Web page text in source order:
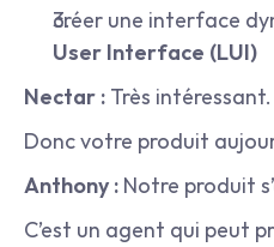
créer une interface
User Interface (LUI)
Nectar : Très intéressant.
Donc votre produit
Anthony : Notre produit
C’est un agent qui peut